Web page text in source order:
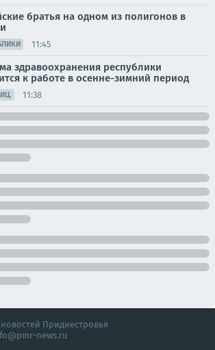
братья на одном из полигонов в
11:45
здравоохранения республики
к работе в осенне-зимний период
11:38
Приднестровья
news.ru